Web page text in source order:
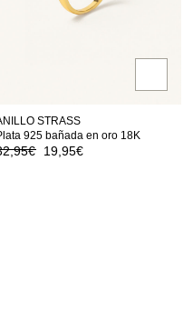
STRASS
925 bañada en oro 18K
€ 19,95€